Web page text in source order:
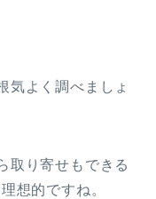
気よく調べましょ
取り寄せもできる
想的ですね。